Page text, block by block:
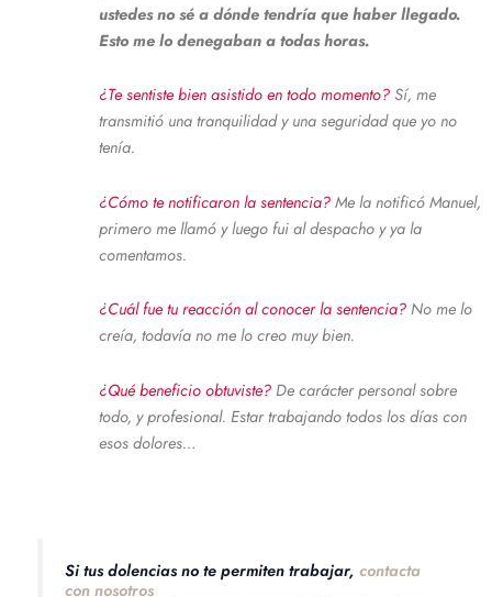
ustedes no sé a dónde tendría que haber llegado.
Esto me lo denegaban a todas horas.
¿Te sentiste bien asistido en todo momento?Sí, me
transmitió una tranquilidad y una seguridad que yo no
tenía.
¿Cómo te notificaron la sentencia?Me la notificó Manuel,
primero me llamó y luego fui al despacho y ya la
comentamos.
¿Cuál fue tu reacción al conocer la sentencia?No me lo
creía, todavía no me lo creo muy bien.
¿Qué beneficio obtuviste? De carácter personal sobre
todo, y profesional. Estar trabajando todos los días con
esos dolores…
Si tus dolencias no te permiten trabajar,contacta
con nosotros